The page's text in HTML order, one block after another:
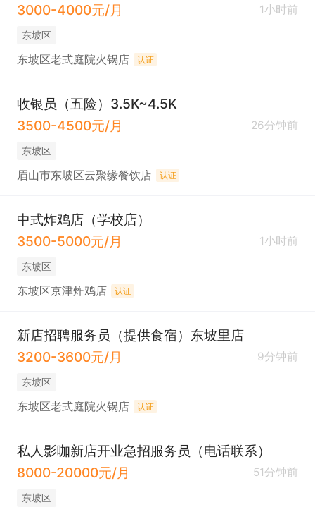
3000-4000元/月
1小时前
东坡区
东坡区老式庭院火锅店 认证
收银员（五险）3.5K~4.5K
3500-4500元/月
26分钟前
东坡区
眉山市东坡区云聚缘餐饮店 认证
中式炸鸡店（学校店）
3500-5000元/月
1小时前
东坡区
东坡区京津炸鸡店 认证
新店招聘服务员（提供食宿）东坡里店
3200-3600元/月
9分钟前
东坡区
东坡区老式庭院火锅店 认证
私人影咖新店开业急招服务员（电话联系）
8000-20000元/月
51分钟前
东坡区